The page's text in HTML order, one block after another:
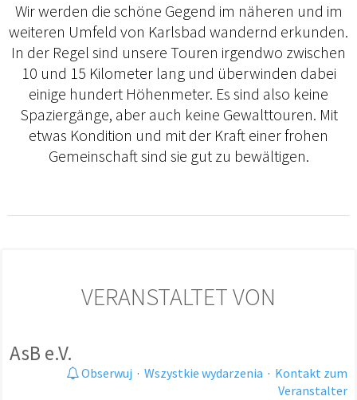
Wir werden die schöne Gegend im näheren und im
weiteren Umfeld von Karlsbad wandernd erkunden.
In der Regel sind unsere Touren irgendwo zwischen
10 und 15 Kilometer lang und überwinden dabei
einige hundert Höhenmeter. Es sind also keine
Spaziergänge, aber auch keine Gewalttouren. Mit
etwas Kondition und mit der Kraft einer frohen
Gemeinschaft sind sie gut zu bewältigen.
VERANSTALTET VON
AsB e.V.
Obserwuj · Wszystkie wydarzenia · Kontakt zum
Veranstalter